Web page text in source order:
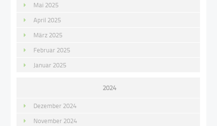
Mai 2025
April 2025
März 2025
Februar 2025
Januar 2025
2024
Dezember 2024
November 2024